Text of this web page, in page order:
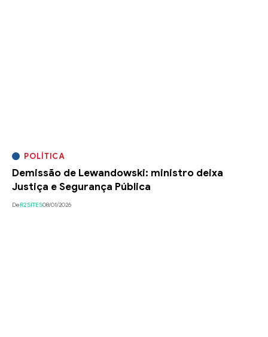
POLÍTICA
Demissão de Lewandowski: ministro deixa
Justiça e Segurança Pública
DeR2SITES08/01/2026